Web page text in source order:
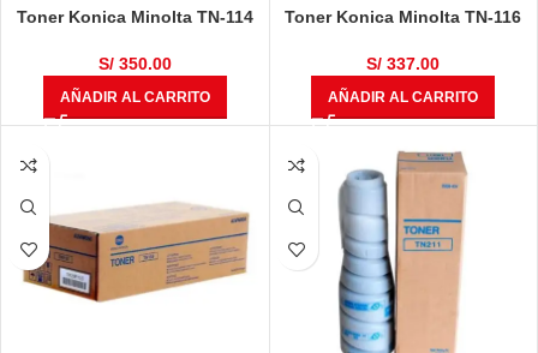
Toner Konica Minolta TN-114
162,163,180,181, Dialta Di 1611
S/350.00
AÑADIR AL CARRITO
Toner Konica Minolta TN-116
185, 195, 215, 226
S/ 337.00
AÑADIR AL CARRITO